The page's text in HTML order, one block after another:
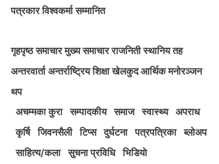
पत्रकार विश्वकर्मा सम्मानित
गृहपृष्ठ समाचार मुख्य समाचार राजनिती स्थानिय तह
अन्तरवार्ता अन्तर्राष्ट्रिय शिक्षा खेलकुद आर्थिक मनोरञ्जन
थप
अचम्मका कुरा
सम्पादकीय समाज स्वास्थ्य
अपराध
कृर्षि
जिवनसैली टिप्स दुर्घटना पत्रपत्रिका
ब्लोअप
साहित्य/कला
सुचना प्रविधि भिडियाे